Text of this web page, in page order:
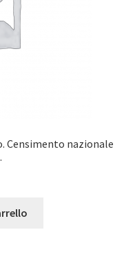
Censimento nazionale